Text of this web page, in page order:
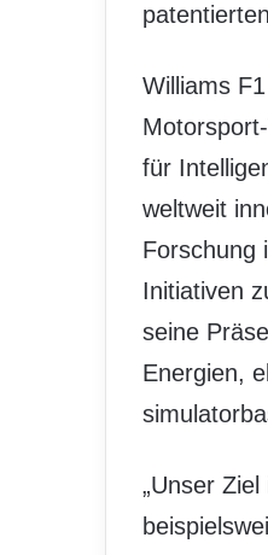
Williams
für
weltweit
Forschung
Initiativen
seine
Energien,
„Unser